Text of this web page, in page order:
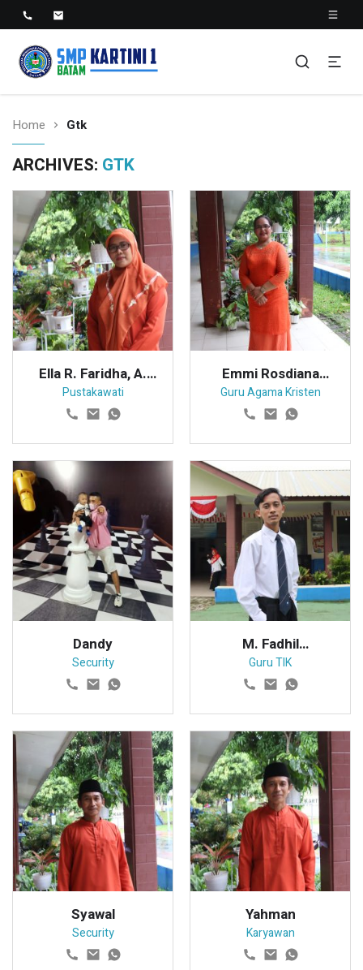
Home Gtk
ARCHIVES: GTK
Ella R. Faridha, A.
Md
Pustakawati
Emmi Rosdiana
Sibuea, S. Pd K
Guru Agama Kristen
Dandy
Security
M. Fadhil
Hadiatama
Guru TIK
Syawal
Security
Yahman
Karyawan